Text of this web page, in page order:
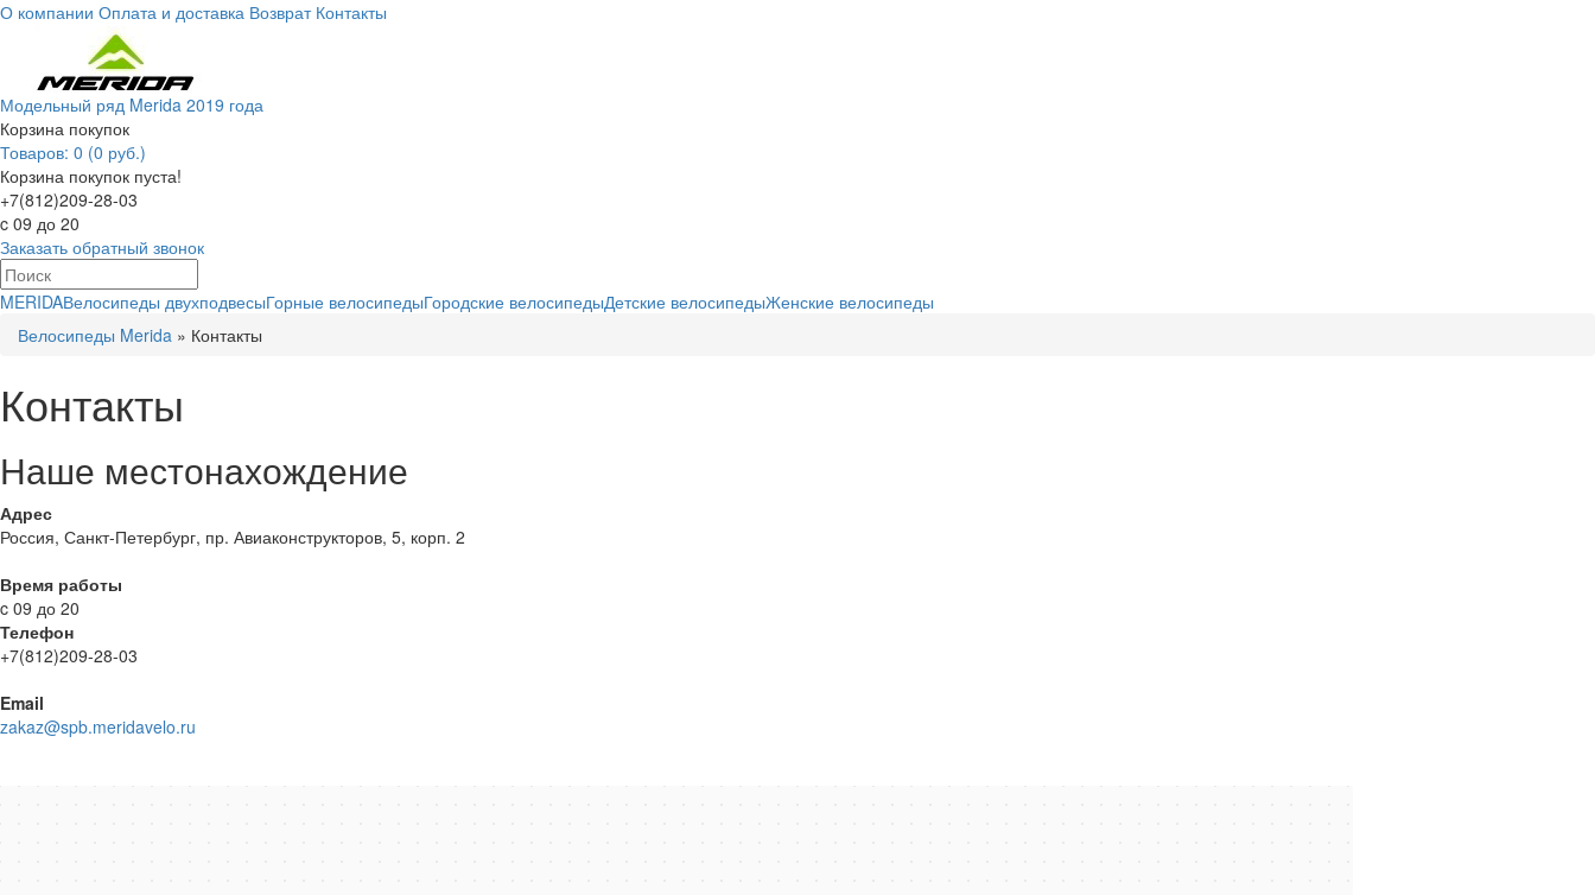
О компании Оплата и доставка Возврат Контакты
Модельный ряд Merida 2019 года
Корзина покупок
Товаров: 0 (0 руб.)
Корзина покупок пуста!
+7(812)209-28-03
c 09 до 20
Заказать обратный звонок
MERIDAВелосипеды двухподвесыГорные велосипедыГородские велосипедыДетские велосипедыЖенские велосипеды
Велосипеды Merida » Контакты
Контакты
Наше местонахождение
Адрес
Россия, Санкт-Петербург, пр. Авиаконструкторов, 5, корп. 2
Время работы
c 09 до 20
Телефон
+7(812)209-28-03
Email
zakaz@spb.meridavelo.ru